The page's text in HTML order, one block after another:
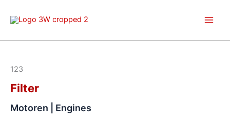
Inhalt
123
Filter
Motoren | Engines